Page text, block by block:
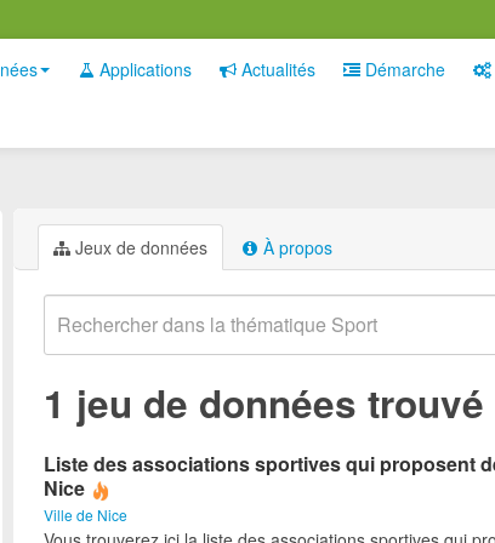
Applications Actualités Démarche
Jeux de données À propos
1 jeu de données trouvé
Liste des associations sportives qui proposent
Nice
Ville de Nice